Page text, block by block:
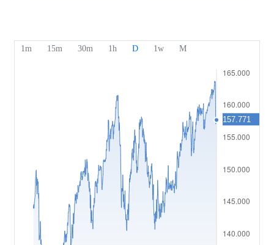
Perlindungan Dana Klien
简体中文
Español